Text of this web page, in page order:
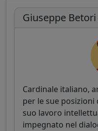
Giuseppe Betori
Cardinale italiano,
per le sue
suo lavoro
impegnato nel